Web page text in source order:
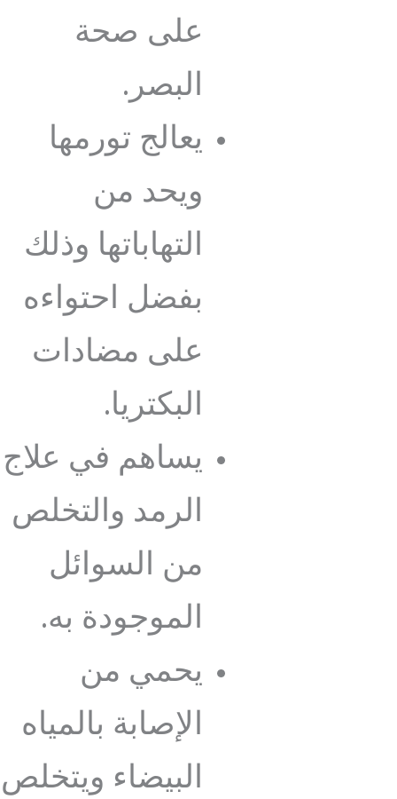
على صحة
البصر.
يعالج تورمها
ويحد من
التهاباتها وذلك
بفضل احتواءه
على مضادات
البكتريا.
يساهم في علاج
الرمد والتخلص
من السوائل
الموجودة به.
يحمي من
الإصابة بالمياه
البيضاء ويتخلص